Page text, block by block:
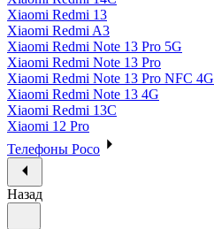
Xiaomi Redmi 13
Xiaomi Redmi A3
Xiaomi Redmi Note 13 Pro 5G
Xiaomi Redmi Note 13 Pro
Xiaomi Redmi Note 13 Pro NFC 4G
Xiaomi Redmi Note 13 4G
Xiaomi Redmi 13C
Xiaomi 12 Pro
Телефоны Poco
Назад